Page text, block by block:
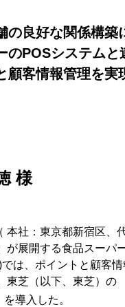
の良好な関係構築
のPOSシステムと
顧客情報管理を実
様
本社：東京都新宿区、
展開する食品スーパ
は、ポイントと顧客
東芝（以下、東芝）の
を導入した。